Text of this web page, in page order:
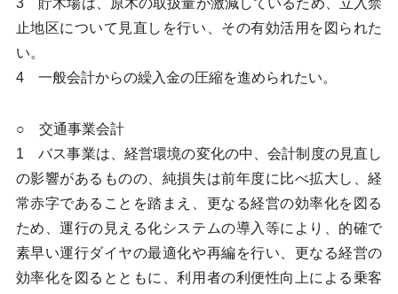
3 貯木場は、原木の取扱量が激減しているため、立入禁
止地区について見直しを行い、その有効活用を図られた
い。
4 一般会計からの繰入金の圧縮を進められたい。
○ 交通事業会計
1 バス事業は、経営環境の変化の中、会計制度の見直し
の影響があるものの、純損失は前年度に比べ拡大し、経
常赤字であることを踏まえ、更なる経営の効率化を図る
ため、運行の見える化システムの導入等により、的確で
素早い運行ダイヤの最適化や再編を行い、更なる経営の
効率化を図るとともに、利用者の利便性向上による乗客